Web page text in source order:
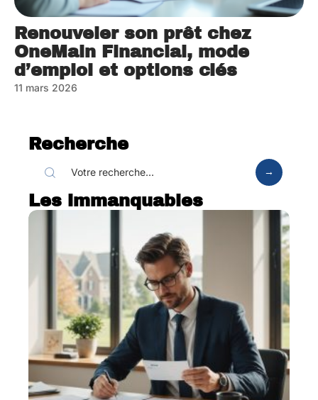
Renouveler son prêt chez
OneMain Financial, mode
d’emploi et options clés
11 mars 2026
Recherche
Les immanquables